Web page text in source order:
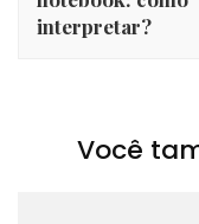
interpretar?
Você